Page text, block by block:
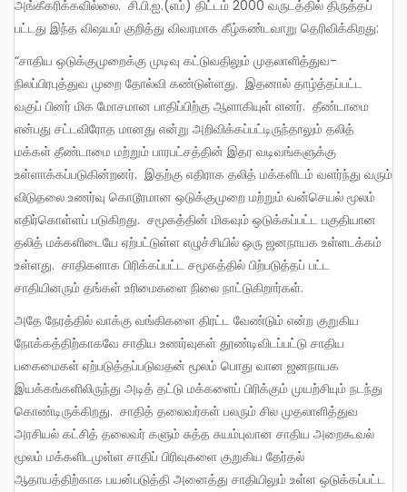
அங்கீகரிக்கவில்லை. சி.பி.ஐ.(எம்) திட்டம் 2000 வருடத்தில் திருத்தப்
பட்டது இந்த விஷயம் குறித்து விவரமாக கீழ்கண்டவாறு தெரிவிக்கிறது:
“சாதிய ஒடுக்குமுறைக்கு முடிவு கட்டுவதிலும் முதலாளித்துவ-
நிலப்பிரபுத்துவ முறை தோல்வி கண்டுள்ளது. இதனால் தாழ்த்தப்பட்ட
வகுப் பினர் மிக மோசமான பாதிப்பிற்கு ஆளாகியுள் ளனர். தீண்டாமை
என்பது சட்டவிரோத மானது என்று அறிவிக்கப்பட்டிருந்தாலும் தலித்
மக்கள் தீண்டாமை மற்றும் பாரபட்சத்தின் இதர வடிவங்களுக்கு
உள்ளாக்கப்படுகின்றனர். இதற்கு எதிராக தலித் மக்களிடம் வளர்ந்து வரும்
விடுதலை உணர்வு கொடூரமான ஒடுக்குமுறை மற்றும் வன்செயல் மூலம்
எதிர்கொள்ளப் படுகிறது. சமூகத்தின் மிகவும் ஒடுக்கப்பட்ட பகுதியான
தலித் மக்களிடையே ஏற்பட்டுள்ள எழுச்சியில் ஒரு ஜனநாயக உள்ளடக்கம்
உள்ளது. சாதிகளாக பிரிக்கப்பட்ட சமூகத்தில் பிற்படுத்தப் பட்ட
சாதியினரும் தங்கள் உரிமைகளை நிலை நாட்டுகிறார்கள்.
அதே நேரத்தில் வாக்கு வங்கிகளை திரட்ட வேண்டும் என்ற குறுகிய
நோக்கத்திற்காகவே சாதிய உணர்வுகள் தூண்டிவிடப்பட்டு சாதிய
பகைமைகள் ஏற்படுத்தப்படுவதன் மூலம் பொது வான ஜனநாயக
இயக்கங்களிலிருந்து அடித் தட்டு மக்களைப் பிரிக்கும் முயற்சியும் நடந்து
கொண்டிருக்கிறது. சாதித் தலைவர்கள் பலரும் சில முதலாளித்துவ
அரசியல் கட்சித் தலைவர் களும் சுத்த சுயம்புவான சாதிய அறைகூவல்
மூலம் மக்களிடமுள்ள சாதிப் பிரிவுகளை குறுகிய தேர்தல்
ஆதாயத்திற்காக பயன்படுத்தி அனைத்து சாதியிலும் உள்ள ஒடுக்கப்பட்ட